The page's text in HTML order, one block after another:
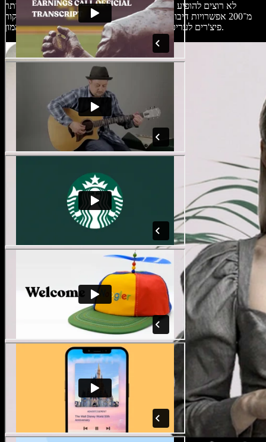
לא רוצים להופיע ברילס שלכם? הדמויות והדיבובים שלנו, עם יותר
מ־200 אפשרויות דיבור מציאותיות, הם פתרון מושלם. תוכלו גם לחקור
פיצ'רים לעריכת וידאו כמו מעברים, מדבקות, גופנים ועוד המון.